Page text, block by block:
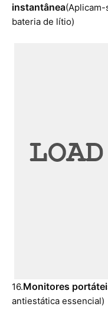
instantânea
bateria de lítio)
16.Monitores
antiestática essencial)